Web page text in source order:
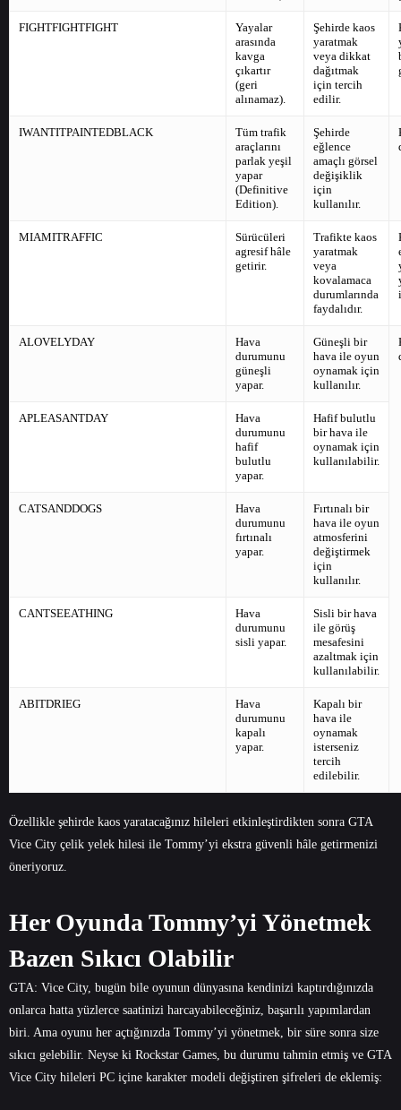
FIGHTFIGHTFIGHT
Yayalar
arasında
kavga
çıkartır
(geri
alınamaz).
Şehirde kaos
yaratmak
veya dikkat
dağıtmak
için tercih
edilir.
IWANTITPAINTEDBLACK
Tüm trafik
araçlarını
parlak yeşil
yapar
(Definitive
Edition).
Şehirde
eğlence
amaçlı görsel
değişiklik
için
kullanılır.
MIAMITRAFFIC
Sürücüleri
agresif hâle
getirir.
Trafikte kaos
yaratmak
veya
kovalamaca
durumlarında
faydalıdır.
ALOVELYDAY
Hava
durumunu
güneşli
yapar.
Güneşli bir
hava ile oyun
oynamak için
kullanılır.
APLEASANTDAY
Hava
durumunu
hafif
bulutlu
yapar.
Hafif bulutlu
bir hava ile
oynamak için
kullanılabilir.
CATSANDDOGS
Hava
durumunu
fırtınalı
yapar.
Fırtınalı bir
hava ile oyun
atmosferini
değiştirmek
için
kullanılır.
CANTSEEATHING
Hava
durumunu
sisli yapar.
Sisli bir hava
ile görüş
mesafesini
azaltmak için
kullanılabilir.
ABITDRIEG
Hava
durumunu
kapalı
yapar.
Kapalı bir
hava ile
oynamak
isterseniz
tercih
edilebilir.
Özellikle şehirde kaos yaratacağınız hileleri etkinleştirdikten sonra GTA
Vice City çelik yelek hilesi ile Tommy’yi ekstra güvenli hâle getirmenizi
öneriyoruz.
Her Oyunda Tommy’yi Yönetmek
Bazen Sıkıcı Olabilir
GTA: Vice City, bugün bile oyunun dünyasına kendinizi kaptırdığınızda
onlarca hatta yüzlerce saatinizi harcayabileceğiniz, başarılı yapımlardan
biri. Ama oyunu her açtığınızda Tommy’yi yönetmek, bir süre sonra size
sıkıcı gelebilir. Neyse ki Rockstar Games, bu durumu tahmin etmiş ve GTA
Vice City hileleri PC içine karakter modeli değiştiren şifreleri de eklemiş: